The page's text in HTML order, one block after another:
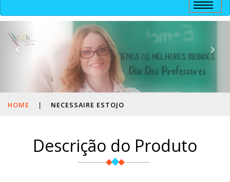
Menu
HOME | NECESSAIRE ESTOJO
Descrição do Produto